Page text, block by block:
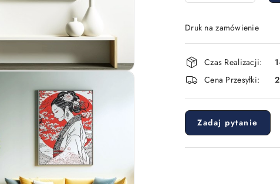
Druk na zamówienie
Dostępność
i
dostawa
Czas Realizacji:
Cena Przesyłki:
Zadaj pytanie